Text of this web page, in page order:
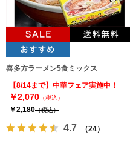
喜多方ラーメン5食ミックス
【8/14まで】中華フェア実施中！
￥2,070 （税込）
￥2,180（税込）
4.7 （24）